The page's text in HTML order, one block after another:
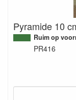
Pyramide 10
Ruim op
PR416